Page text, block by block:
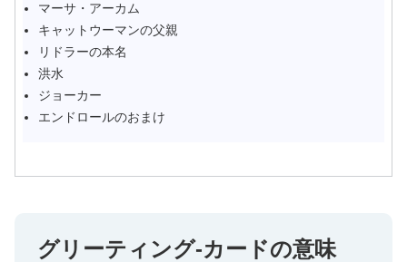
マーサ・アーカム
キャットウーマンの父親
リドラーの本名
洪水
ジョーカー
エンドロールのおまけ
グリーティング‐カードの意味